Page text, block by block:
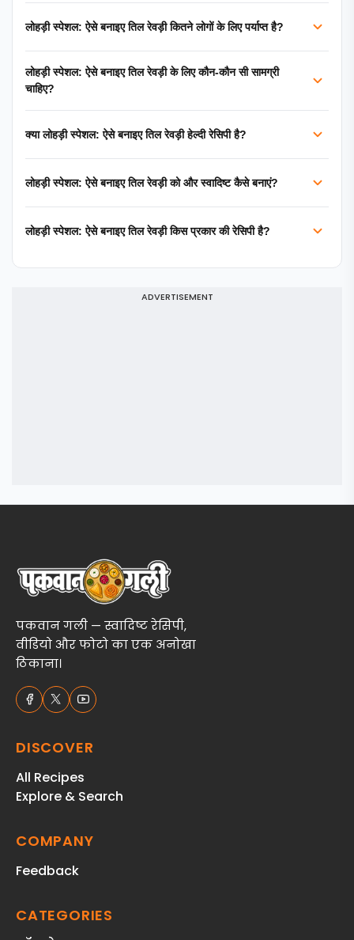
लोहड़ी स्पेशल: ऐसे बनाइए तिल रेवड़ी कितने लोगों के लिए पर्याप्त है?
लोहड़ी स्पेशल: ऐसे बनाइए तिल रेवड़ी के लिए कौन-कौन सी सामग्री
चाहिए?
क्या लोहड़ी स्पेशल: ऐसे बनाइए तिल रेवड़ी हेल्दी रेसिपी है?
लोहड़ी स्पेशल: ऐसे बनाइए तिल रेवड़ी को और स्वादिष्ट कैसे बनाएं?
लोहड़ी स्पेशल: ऐसे बनाइए तिल रेवड़ी किस प्रकार की रेसिपी है?
ADVERTISEMENT
पकवान गली — स्वादिष्ट रेसिपी,
वीडियो और फोटो का एक अनोखा
ठिकाना।
DISCOVER
All Recipes
Explore & Search
COMPANY
Feedback
CATEGORIES